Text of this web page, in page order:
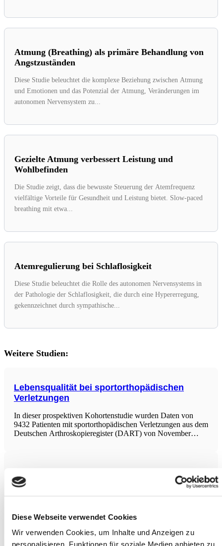
Diese Webseite verwendet Cookies
Wir verwenden Cookies, um Inhalte und Anzeigen zu
personalisieren, Funktionen für soziale Medien anbieten zu
Atmung (Breathing) als primäre Behandlung von
Angstzuständen
Diese Studie beleuchtet die komplexe Beziehung zwischen Atmung
und Emotionen und das Potenzial der Atmung, Veränderungen im
autonomen Nervensystem zu...
Gezielte Atmung verbessert Leistung und
Wohlbefinden
Die Studie zeigt, dass die bewusste Steuerung der Atemfrequenz
vielfältige Vorteile für Gesundheit und Leistung bietet. Slow-paced
breathing mit etwa...
Atemregulierung bei Schlaflosigkeit
Diese Studie beleuchtet die Rolle des autonomen Nervensystems in
der Pathologie der Schlaflosigkeit, die durch eine Hypererregung,
gekennzeichnet durch sympathische...
Weitere Studien:
Lebensqualität bei sportorthopädischen
Verletzungen
In dieser prospektiven Kohortenstudie wurden Daten von
9432 Patienten mit sportorthopädischen Verletzungen aus dem
Deutschen Arthroskopieregister (DART) von November
Risikofaktoren
und regional für das Jahr 2022. Ausgehend von
zur Berücksichtigung der Latenzzeit wurde der Anteil (PAF)
von 30 Risikofaktoren wie Tabakrauchen,